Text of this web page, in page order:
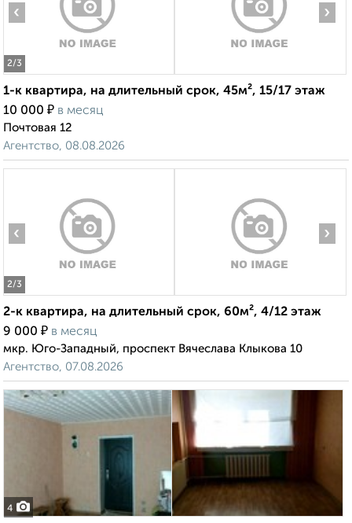
2/3
‹ ›
1-к квартира, на длительный срок, 45м², 15/17 этаж
10 000 ₽ в месяц
Почтовая 12
Агентство, 08.08.2026
2/3
‹ ›
2-к квартира, на длительный срок, 60м², 4/12 этаж
9 000 ₽ в месяц
мкр. Юго-Западный, проспект Вячеслава Клыкова 10
Агентство, 07.08.2026
4